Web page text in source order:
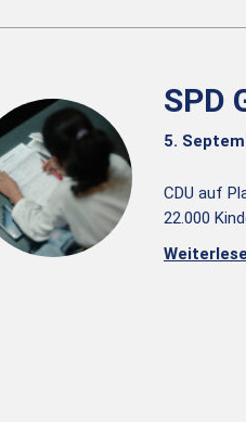
SPD
5.
CDU auf
22.000